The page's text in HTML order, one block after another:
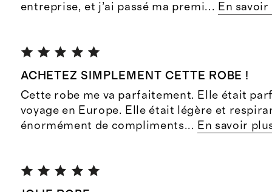
entreprise, et j’ai passé ma premi... En
ACHETEZ SIMPLEMENT CETTE ROBE !
Cette robe me va parfaitement. Elle était
voyage en Europe. Elle était légère et
énormément de compliments... En savoir